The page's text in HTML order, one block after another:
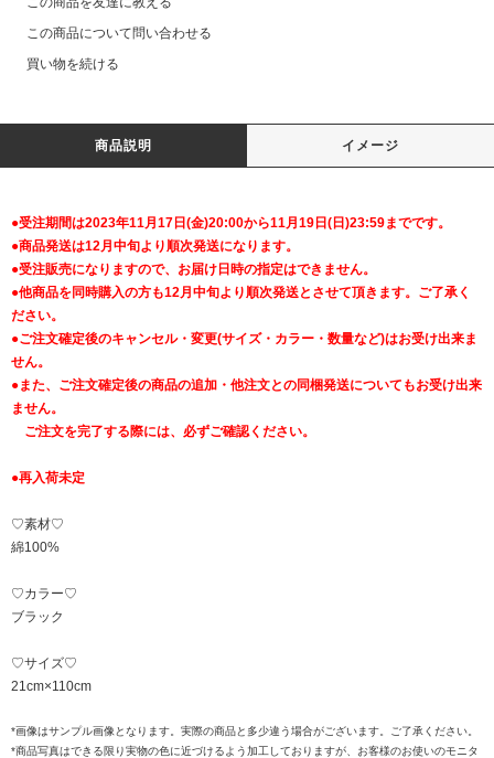
この商品について問い合わせる
買い物を続ける
商品説明 イメージ
●受注期間は2023年11月17日(金)20:00から11月19日(日)23:59までです。
●商品発送は12月中旬より順次発送になります。
●受注販売になりますので、お届け日時の指定はできません。
●他商品を同時購入の方も12月中旬より順次発送とさせて頂きます。ご了承く
ださい。
●ご注文確定後のキャンセル・変更(サイズ・カラー・数量など)はお受け出来ま
せん。
●また、ご注文確定後の商品の追加・他注文との同梱発送についてもお受け出来
ません。
ご注文を完了する際には、必ずご確認ください。
●再入荷未定
♡素材♡
綿100%
♡カラー♡
ブラック
♡サイズ♡
21cm×110cm
*画像はサンプル画像となります。実際の商品と多少違う場合がございます。ご了承ください。
*商品写真はできる限り実物の色に近づけるよう加工しておりますが、お客様のお使いのモニタ